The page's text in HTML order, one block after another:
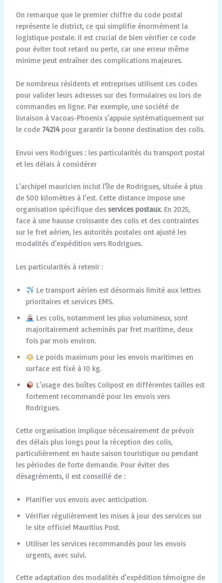
On remarque que le premier chiffre du code postal
représente le district, ce qui simplifie énormément la
logistique postale. Il est crucial de bien vérifier ce code
pour éviter tout retard ou perte, car une erreur même
minime peut entraîner des complications majeures.
De nombreux résidents et entreprises utilisent ces codes
pour valider leurs adresses sur des formulaires ou lors de
commandes en ligne. Par exemple, une société de
livraison à Vacoas-Phoenix s’appuie systématiquement sur
le code74214pour garantir la bonne destination des colis.
Envoi vers Rodrigues : les particularités du transport postal
et les délais à considérer
L’archipel mauricien inclut l’île de Rodrigues, située à plus
de 500 kilomètres à l’est. Cette distance impose une
organisation spécifique desservices postaux. En 2025,
face à une hausse croissante des colis et des contraintes
sur le fret aérien, les autorités postales ont ajusté les
modalités d’expédition vers Rodrigues.
Les particularités à retenir :
Le transport aérien est désormais limité aux lettres
prioritaires et services EMS.
Les colis, notamment les plus volumineux, sont
majoritairement acheminés par fret maritime, deux
fois par mois environ.
Le poids maximum pour les envois maritimes en
surface est fixé à 10 kg.
L’usage des boîtes Colipost en différentes tailles est
fortement recommandé pour les envois vers
Rodrigues.
Cette organisation implique nécessairement de prévoir
des délais plus longs pour la réception des colis,
particulièrement en haute saison touristique ou pendant
les périodes de forte demande. Pour éviter des
désagréments, il est conseillé de :
Planifier vos envois avec anticipation.
Vérifier régulièrement les mises à jour des services sur
le site officiel Mauritius Post.
Utiliser les services recommandés pour les envois
urgents, avec suivi.
Cette adaptation des modalités d’expédition témoigne de